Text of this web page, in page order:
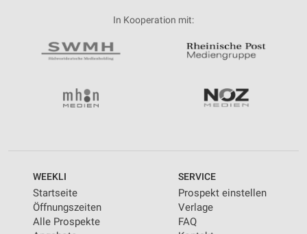
In Kooperation mit:
WEEKLI
Startseite
Öffnungszeiten
Alle Prospekte
SERVICE
Prospekt einstellen
Verlage
FAQ